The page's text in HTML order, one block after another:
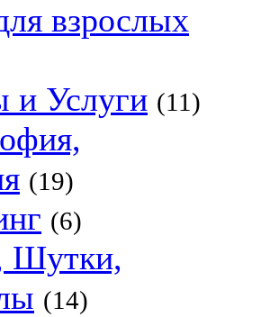
взрослых
и Услуги (11)
(19)
(6)
(14)